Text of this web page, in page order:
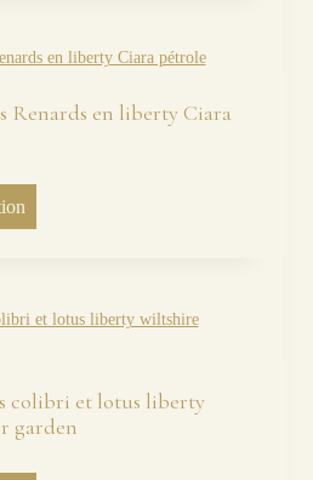
Renards en liberty Ciara
colibri et lotus liberty
garden